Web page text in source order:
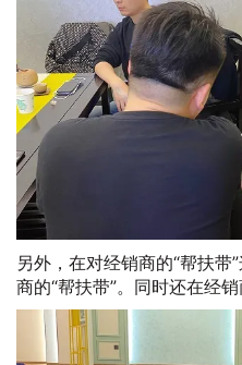
另外，在对经销商的“帮扶带
商的“帮扶带”。同时还在经销